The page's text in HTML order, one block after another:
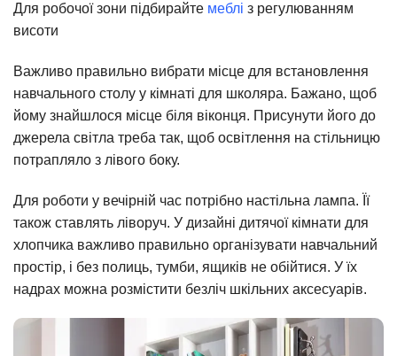
Для робочої зони підбирайте меблі з регулюванням
висоти
Важливо правильно вибрати місце для встановлення
навчального столу у кімнаті для школяра. Бажано, щоб
йому знайшлося місце біля віконця. Присунути його до
джерела світла треба так, щоб освітлення на стільницю
потрапляло з лівого боку.
Для роботи у вечірній час потрібно настільна лампа. Її
також ставлять ліворуч. У дизайні дитячої кімнати для
хлопчика важливо правильно організувати навчальний
простір, і без полиць, тумби, ящиків не обійтися. У їх
надрах можна розмістити безліч шкільних аксесуарів.